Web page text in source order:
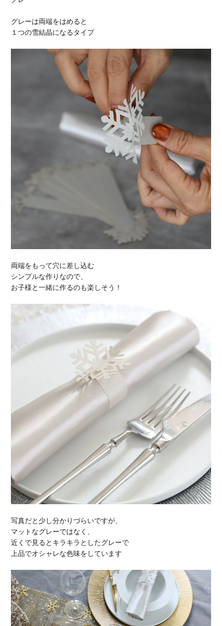
グレーは両端をはめると
１つの雪結晶になるタイプ
両端をもって穴に差し込む
シンプルな作りなので、
お子様と一緒に作るのも楽しそう！
写真だと少し分かりづらいですが、
マットなグレーではなく、
近くで見るとキラキラとしたグレーで
上品でオシャレな色味をしています